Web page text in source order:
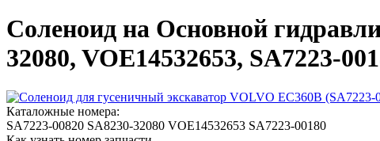
Соленоид на Основной
32080, VOE14532653, SA7223-
Каталожные номера:
SA7223-00820 SA8230-32080 VOE14532653 SA7223-00180